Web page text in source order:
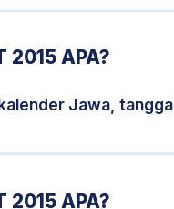
2015 APA?
Jawa,
2015 APA?